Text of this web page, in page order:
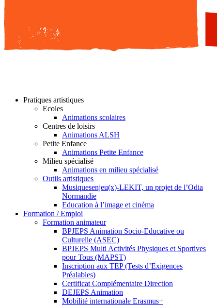
Pratiques artistiques
Ecoles
Animations scolaires
Centres de loisirs
Animations ALSH
Petite Enfance
Animations Petite Enfance
Milieu spécialisé
Animations en milieu spécialisé
Outils artistiques
Musiquesenjeu(x)-LEKIT, un projet de l’Odia
Normandie
Education à l’image et cinéma
Formation / Emploi
Formation animateur
BPJEPS Animation Socio-Educative ou
Culturelle (ASEC)
BPJEPS Multi Activités Physiques et Sportives
pour Tous (MAPST)
Inscription aux TEP (Tests d’Exigences
Préalables)
Certificat Complémentaire Direction
DEJEPS Animation
Mobilité internationale Erasmus+